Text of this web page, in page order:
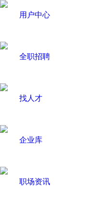
用户中心
全职招聘
找人才
企业库
职场资讯